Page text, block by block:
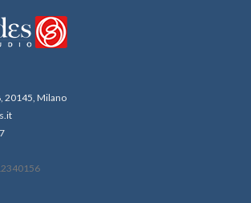
20145, Milano